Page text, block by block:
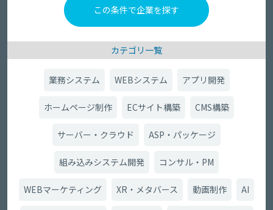
カテゴリ一覧
業務システム WEBシステム アプリ開発
ホームページ制作 ECサイト構築 CMS構築
サーバー・クラウド ASP・パッケージ
組み込みシステム開発 コンサル・PM
WEBマーケティング XR・メタバース 動画制作 AI